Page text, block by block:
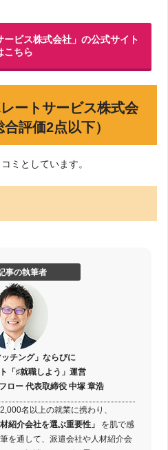
ービス株式会社」の公式サイト
こちら
ートサービス株式会
評価2点以下）
ミとしています。
事の執筆者
ッチング」ならびに
「♯就職しよう」運営
ロー 代表取締役 中塚 章浩
名以上の就業に携わり、
紹介会社を選ぶ重要性」
を肌で感
を通して、派遣会社や人材紹介会